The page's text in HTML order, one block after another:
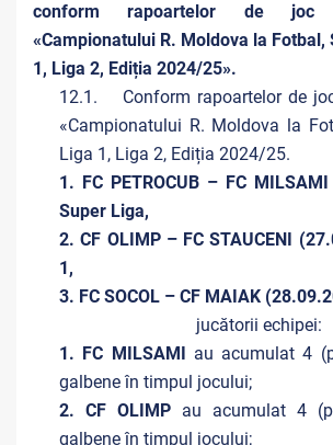
conform rapoartelor de joc
«Campionatului R. Moldova la Fotbal,
1, Liga 2, Ediția 2024/25».
12.1. Conform rapoartelor de
«Campionatului R. Moldova la
Liga 1, Liga 2, Ediția 2024/25.
1. FC PETROCUB – FC
Super Liga,
2. CF OLIMP – FC STAUCENI
1,
3. FC SOCOL – CF MAIAK
jucătorii echipei:
1. FC MILSAMI au acumulat 4
galbene în timpul jocului;
2. CF OLIMP au acumulat 4
galbene în timpul jocului;